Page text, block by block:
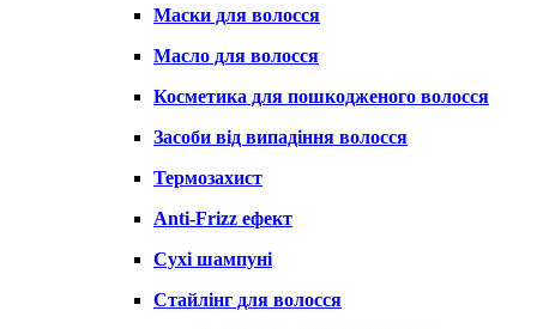
Маски для волосся
Масло для волосся
Косметика для пошкодженого волосся
Засоби від випадіння волосся
Термозахист
Anti-Frizz ефект
Сухі шампуні
Стайлінг для волосся